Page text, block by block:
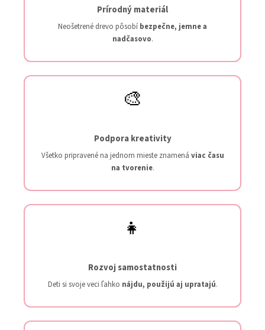
Prírodný materiál
Neošetrené drevo pôsobí bezpečne, jemne a
nadčasovo.
🎨
Podpora kreativity
Všetko pripravené na jednom mieste znamená viac času
na tvorenie.
👧
Rozvoj samostatnosti
Deti si svoje veci ľahko nájdu, použijú aj upratajú.